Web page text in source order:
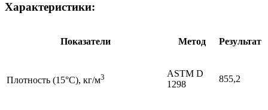
Характеристики:
Показатели Метод Результат
Плотность (15°С), кг/м3
ASTM D
1298
855,2